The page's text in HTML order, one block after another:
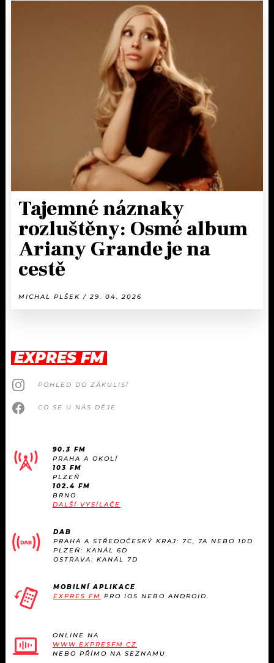
Tajemné náznaky
rozluštěny: Osmé album
Ariany Grande je na
cestě
MICHAL PLŠEK / 29. 04. 2026
EXPRES FM
POHLED DO ZÁKULISÍ
CO SE U NÁS DĚJE
90.3 FM
PRAHA A OKOLÍ
103 FM
PLZEŇ
102.4 FM
BRNO
DALŠÍ VYSÍLAČE
DAB
PRAHA A STŘEDOČESKÝ KRAJ: 7C, 7A NEBO 10D
PLZEŇ: KANÁL 6D
OSTRAVA: KANÁL 7D
MOBILNÍ APLIKACE
EXPRES FM PRO IOS NEBO ANDROID.
ONLINE NA
WWW.EXPRESFM.CZ
NEBO PŘÍMO NA SEZNAMU.